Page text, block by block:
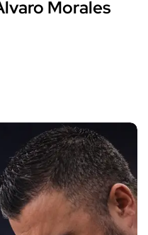
Morales